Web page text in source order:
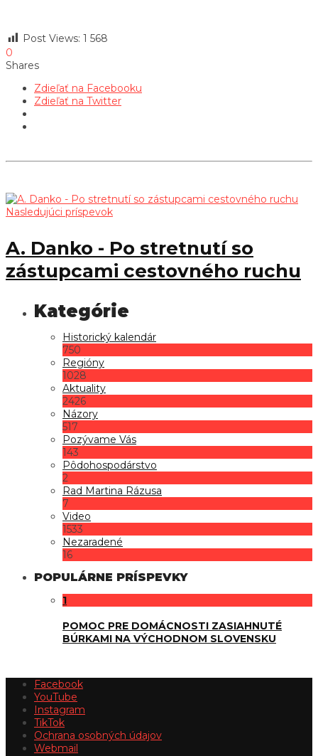
Post Views: 1 568
0
Shares
Zdieľať na Facebooku
Zdieľať na Twitter
Nasledujúci príspevok
A. Danko - Po stretnutí so
zástupcami cestovného ruchu
Historický kalendár
750
Regióny
1028
Aktuality
2426
Názory
517
Pozývame Vás
143
Pôdohospodárstvo
2
Rad Martina Rázusa
7
Video
1533
Nezaradené
16
POPULÁRNE PRÍSPEVKY
1
POMOC PRE DOMÁCNOSTI ZASIAHNUTÉ
BÚRKAMI NA VÝCHODNOM SLOVENSKU
Facebook
YouTube
Instagram
TikTok
Ochrana osobných údajov
Webmail